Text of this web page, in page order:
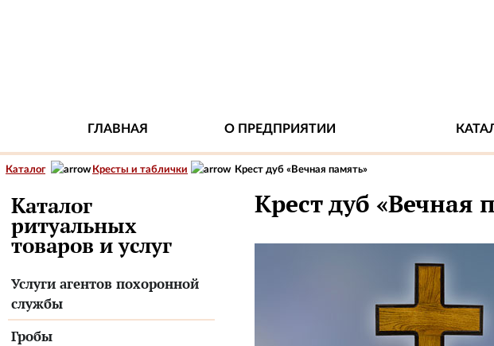
ГЛАВНАЯ О ПРЕДПРИЯТИИ
Каталог Кресты и таблички Крест дуб «Вечная память»
Каталог
ритуальных
товаров и услуг
Услуги агентов похоронной
службы
Гробы
Крест дуб «Вечная